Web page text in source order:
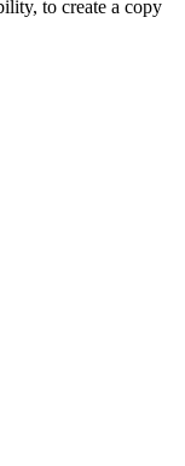
to create a copy